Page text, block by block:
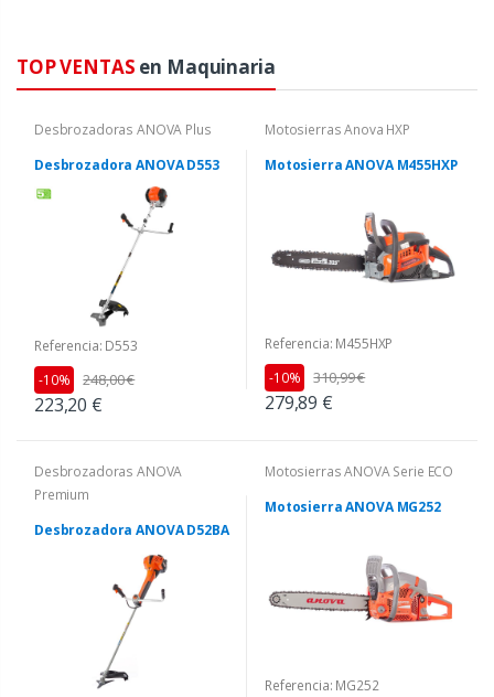
TOP VENTAS en Maquinaria
Desbrozadoras ANOVA Plus
Desbrozadora ANOVA D553
Referencia: D553
223,20 €
-10% 248,00 €
Motosierras Anova HXP
Motosierra ANOVA M455HXP
Referencia: M455HXP
279,89 €
-10% 310,99 €
Desbrozadoras ANOVA
Premium
Desbrozadora ANOVA D52BA
Motosierras ANOVA Serie ECO
Motosierra ANOVA MG252
Referencia: MG252